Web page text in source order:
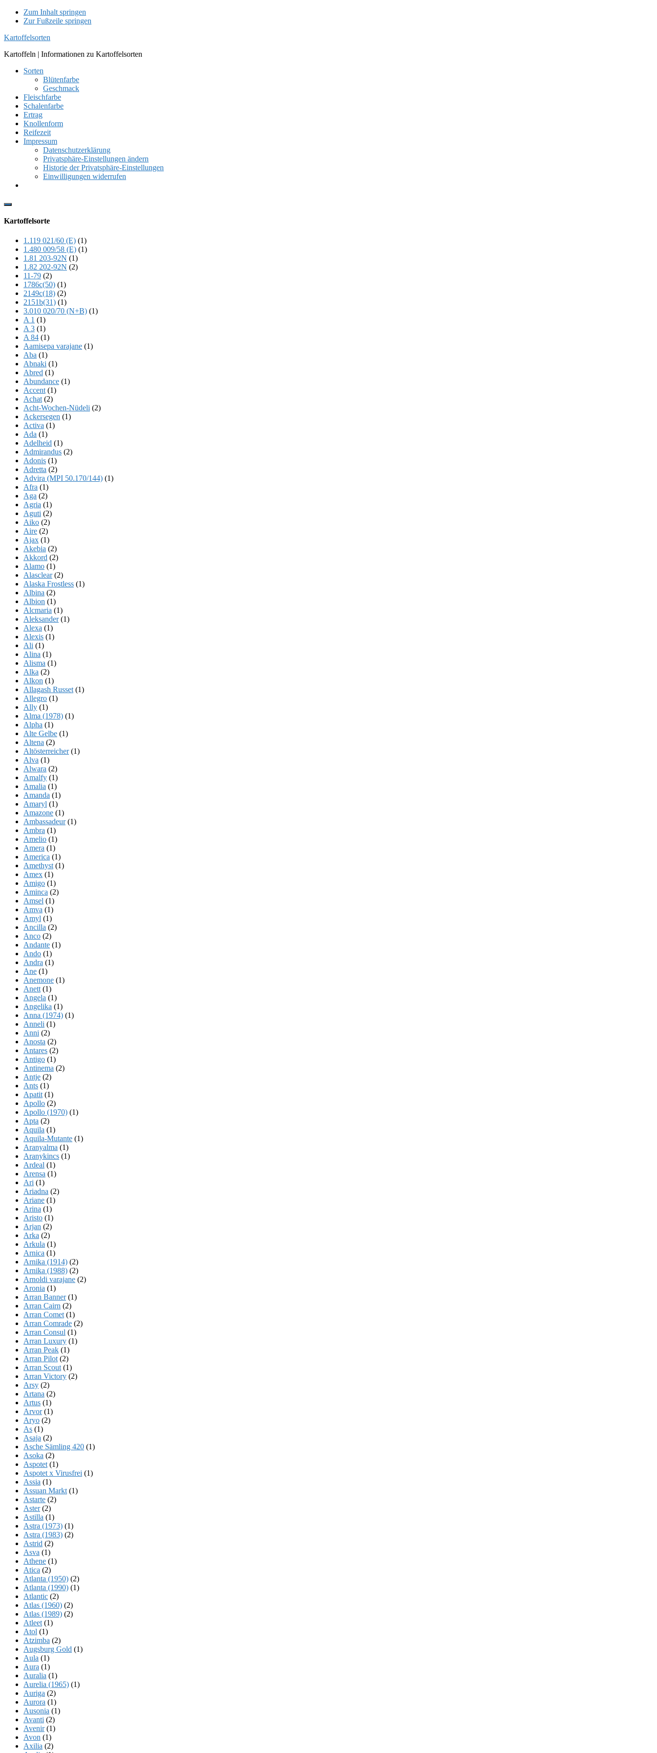
Zum Inhalt springen
Zur Fußzeile springen
Kartoffelsorten
Kartoffeln | Informationen zu Kartoffelsorten
Sorten
Blütenfarbe
Geschmack
Fleischfarbe
Schalenfarbe
Ertrag
Knollenform
Reifezeit
Impressum
Datenschutzerklärung
Privatsphäre-Einstellungen ändern
Historie der Privatsphäre-Einstellungen
Einwilligungen widerrufen
Show
Content
Kartoffelsorte
1.119 021/60 (E) (1)
1.480 009/58 (E) (1)
1.81 203-92N (1)
1.82 202-92N (2)
11-79 (2)
1786c(50) (1)
2149c(18) (2)
2151b(31) (1)
3.010 020/70 (N+B) (1)
A 1 (1)
A 3 (1)
A 84 (1)
Aamisepa varajane (1)
Aba (1)
Abnaki (1)
Abred (1)
Abundance (1)
Accent (1)
Achat (2)
Acht-Wochen-Nüdeli (2)
Ackersegen (1)
Activa (1)
Ada (1)
Adelheid (1)
Admirandus (2)
Adonis (1)
Adretta (2)
Advira (MPI 50.170/144) (1)
Afra (1)
Aga (2)
Agria (1)
Aguti (2)
Aiko (2)
Aire (2)
Ajax (1)
Akebia (2)
Akkord (2)
Alamo (1)
Alasclear(2)
Alaska Frostless (1)
Albina (2)
Albion (1)
Alcmaria (1)
Aleksander(1)
Alexa (1)
Alexis (1)
Ali (1)
Alina (1)
Alisma (1)
Alka (2)
Alkon (1)
Allagash Russet (1)
Allegro (1)
Ally (1)
Alma (1978) (1)
Alpha (1)
Alte Gelbe (1)
Altena (2)
Altösterreicher(1)
Alva (1)
Alwara (2)
Amalfy (1)
Amalia (1)
Amanda (1)
Amaryl (1)
Amazone (1)
Ambassadeur(1)
Ambra (1)
Amelio (1)
Amera (1)
America (1)
Amethyst (1)
Amex (1)
Amigo (1)
Aminca (2)
Amsel (1)
Amva (1)
Amyl (1)
Ancilla (2)
Anco (2)
Andante (1)
Ando (1)
Andra (1)
Ane (1)
Anemone (1)
Anett (1)
Angela (1)
Angelika (1)
Anna (1974) (1)
Anneli (1)
Anni (2)
Anosta (2)
Antares (2)
Antigo (1)
Antinema (2)
Antje (2)
Ants (1)
Apatit (1)
Apollo (2)
Apollo (1970) (1)
Apta (2)
Aquila (1)
Aquila-Mutante (1)
Aranyalma (1)
Aranykincs (1)
Ardeal (1)
Arensa (1)
Ari (1)
Ariadna (2)
Ariane (1)
Arina (1)
Aristo (1)
Arjan (2)
Arka (2)
Arkula (1)
Arnica (1)
Arnika (1914) (2)
Arnika (1988) (2)
Arnoldi varajane (2)
Aronia (1)
Arran Banner(1)
Arran Cairn (2)
Arran Comet (1)
Arran Comrade (2)
Arran Consul (1)
Arran Luxury (1)
Arran Peak (1)
Arran Pilot (2)
Arran Scout (1)
Arran Victory (2)
Arsy (2)
Artana (2)
Artus (1)
Arvor(1)
Aryo (2)
As (1)
Asaja (2)
Asche Sämling 420 (1)
Asoka (2)
Aspotet (1)
Aspotet x Virusfrei (1)
Assia (1)
Assuan Markt (1)
Astarte (2)
Aster(2)
Astilla (1)
Astra (1973) (1)
Astra (1983) (2)
Astrid (2)
Asva (1)
Athene (1)
Atica (2)
Atlanta (1950) (2)
Atlanta (1990) (1)
Atlantic (2)
Atlas (1960) (2)
Atlas (1989) (2)
Atleet (1)
Atol (1)
Atzimba (2)
Augsburg Gold (1)
Aula (1)
Aura (1)
Auralia (1)
Aurelia (1965) (1)
Auriga (2)
Aurora (1)
Ausonia (1)
Avanti (2)
Avenir(1)
Avon (1)
Axilia (2)